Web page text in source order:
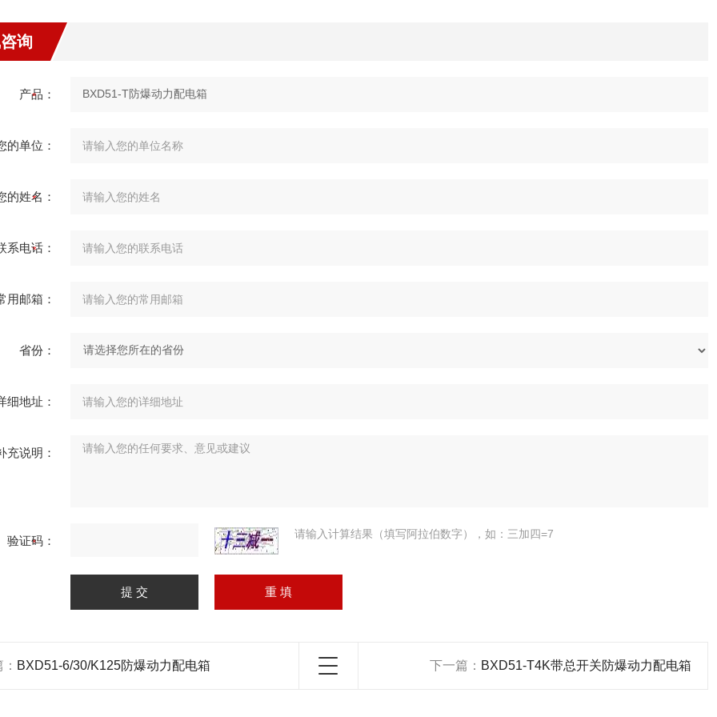
询
产品：
的单位：
的姓名：
系电话：
用邮箱：
省份：
细地址：
充说明：
验证码： 请输入计算结果（填写阿拉伯数字），如：三加四=7
BXD51-6/30/K125防爆动力配电箱 下一篇： BXD51-T4K带总开关防爆动力配电箱